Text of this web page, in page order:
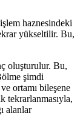
haznesindeki
yükseltilir. Bu,
oluşturulur. Bu,
şimdi
ortamı bileşene
tekrarlanmasıyla,
alanlar